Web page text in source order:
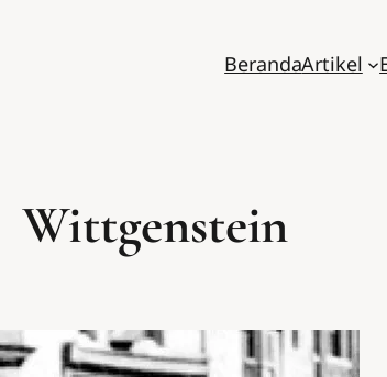
BerandaArtikel
Wittgenstein